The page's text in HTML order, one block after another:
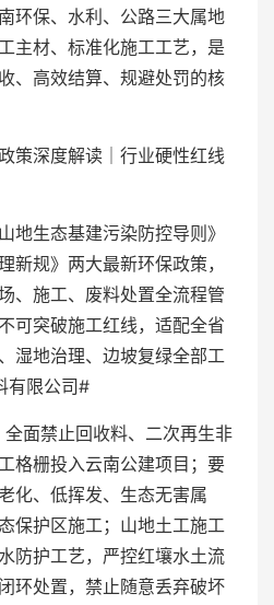
环保、水利、公路三大属地
主材、标准化施工工艺，是
、高效结算、规避处罚的核
策深度解读｜行业硬性红线
地生态基建污染防控导则》
新规》两大最新环保政策，
、施工、废料处置全流程管
可突破施工红线，适配全省
湿地治理、边坡复绿全部工
有限公司#
全面禁止回收料、二次再生非
格栅投入云南公建项目；要
化、低挥发、生态无害属
保护区施工；山地土工施工
防护工艺，严控红壤水土流
环处置，禁止随意丢弃破坏